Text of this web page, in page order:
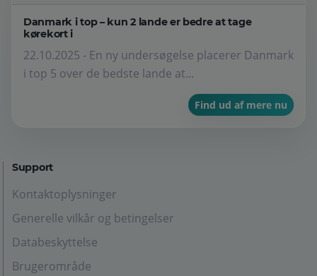
Danmark i top – kun 2 lande er bedre at tage
kørekort i
22.10.2025 - En ny undersøgelse placerer Danmark
i top 5 over de bedste lande at...
Find ud af mere nu
Support
Kontaktoplysninger
Generelle vilkår og betingelser
Databeskyttelse
Brugerområde